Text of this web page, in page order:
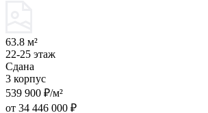
63.8 м²
22-25 этаж
Сдана
3 корпус
539 900 ₽/м²
от 34 446 000 ₽